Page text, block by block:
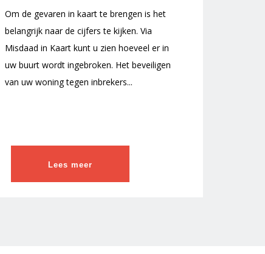
Om de gevaren in kaart te brengen is het
belangrijk naar de cijfers te kijken. Via
Misdaad in Kaart kunt u zien hoeveel er in
uw buurt wordt ingebroken. Het beveiligen
van uw woning tegen inbrekers...
Lees meer